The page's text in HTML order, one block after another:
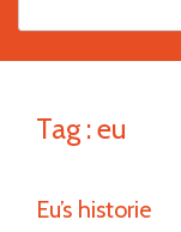
Tag :eu
Eu’s historie